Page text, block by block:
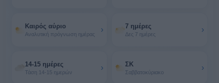
Καιρός αύριο
Αναλυτική πρόγνωση ημέρας › 7 ημέρες
Δες 7 ημέρες ›
14-15 ημέρες
Τάση 14-15 ημερών › ΣΚ
Σαββατοκύριακο ›